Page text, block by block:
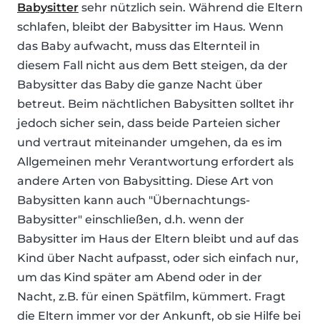
Babysitter sehr nützlich sein. Während die Eltern
schlafen, bleibt der Babysitter im Haus. Wenn
das Baby aufwacht, muss das Elternteil in
diesem Fall nicht aus dem Bett steigen, da der
Babysitter das Baby die ganze Nacht über
betreut. Beim nächtlichen Babysitten solltet ihr
jedoch sicher sein, dass beide Parteien sicher
und vertraut miteinander umgehen, da es im
Allgemeinen mehr Verantwortung erfordert als
andere Arten von Babysitting. Diese Art von
Babysitten kann auch "Übernachtungs-
Babysitter" einschließen, d.h. wenn der
Babysitter im Haus der Eltern bleibt und auf das
Kind über Nacht aufpasst, oder sich einfach nur,
um das Kind später am Abend oder in der
Nacht, z.B. für einen Spätfilm, kümmert. Fragt
die Eltern immer vor der Ankunft, ob sie Hilfe bei